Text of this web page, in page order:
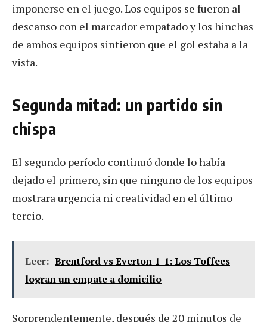
imponerse en el juego. Los equipos se fueron al
descanso con el marcador empatado y los hinchas
de ambos equipos sintieron que el gol estaba a la
vista.
Segunda mitad: un partido sin
chispa
El segundo período continuó donde lo había
dejado el primero, sin que ninguno de los equipos
mostrara urgencia ni creatividad en el último
tercio.
Leer: Brentford vs Everton 1-1: Los Toffees
logran un empate a domicilio
Sorprendentemente, después de 20 minutos de